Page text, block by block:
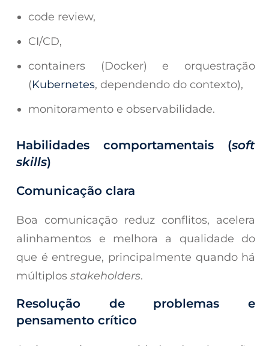
code review,
CI/CD,
containers (Docker) e orquestração
(Kubernetes, dependendo do contexto),
monitoramento e observabilidade.
Habilidades comportamentais (soft
skills)
Comunicação clara
Boa comunicação reduz conflitos, acelera
alinhamentos e melhora a qualidade do
que é entregue, principalmente quando há
múltiplosstakeholders.
Resolução de problemas e
pensamento crítico